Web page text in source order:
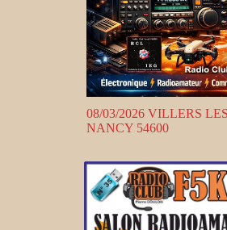
08/03/2026 VILLERS LES
NANCY 54600